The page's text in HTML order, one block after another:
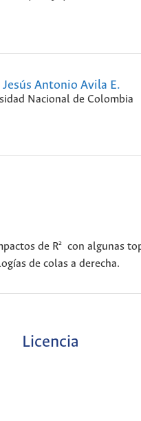
Jesús Antonio Avila E.
Nacional de Colombia
de R² con algunas
de colas a derecha.
Licencia